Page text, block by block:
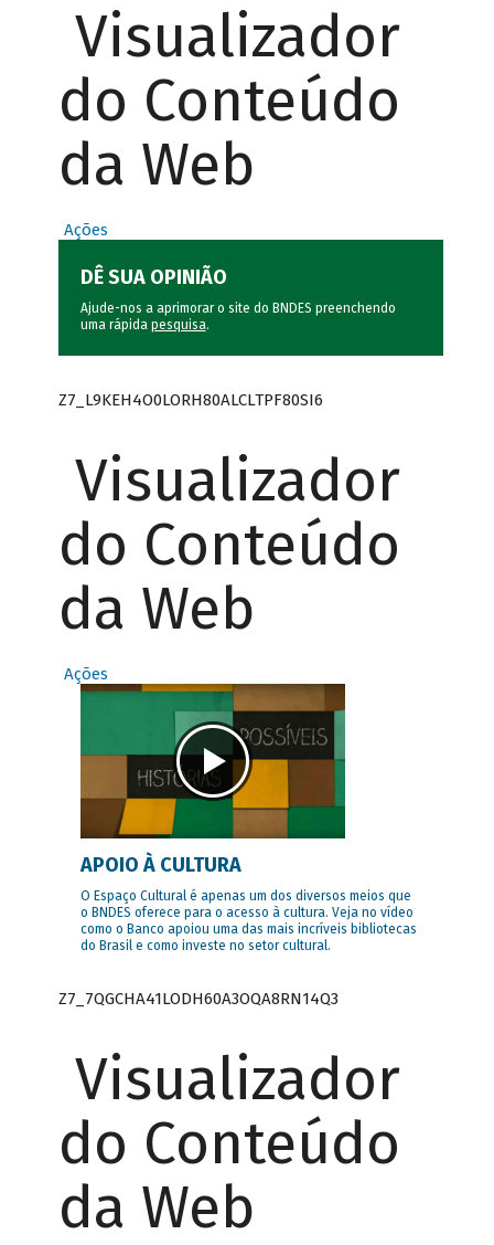
Visualizador
do Conteúdo
da Web
Ações
DÊ SUA OPINIÃO
Ajude-nos a aprimorar o site do BNDES preenchendo
uma rápida pesquisa.
Z7_L9KEH4O0LORH80ALCLTPF80SI6
Visualizador
do Conteúdo
da Web
Ações
APOIO À CULTURA
O Espaço Cultural é apenas um dos diversos meios que
o BNDES oferece para o acesso à cultura. Veja no vídeo
como o Banco apoiou uma das mais incríveis bibliotecas
do Brasil e como investe no setor cultural.
Z7_7QGCHA41LODH60A3OQA8RN14Q3
Visualizador
do Conteúdo
da Web